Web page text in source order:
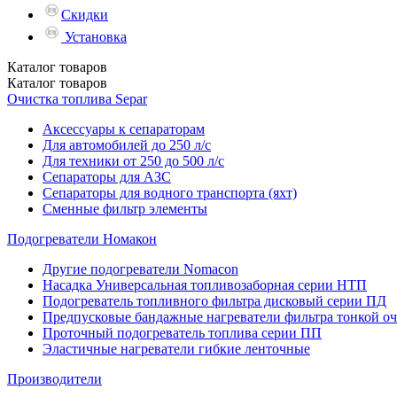
Скидки
Установка
Каталог товаров
Каталог товаров
Очистка топлива Separ
Аксессуары к сепараторам
Для автомобилей до 250 л/с
Для техники от 250 до 500 л/с
Сепараторы для АЗС
Сепараторы для водного транспорта (яхт)
Сменные фильтр элементы
Подогреватели Номакон
Другие подогреватели Nomacon
Насадка Универсальная топливозаборная серии НТП
Подогреватель топливного фильтра дисковый серии ПД
Предпусковые бандажные нагреватели фильтра тонкой
Проточный подогреватель топлива серии ПП
Эластичные нагреватели гибкие ленточные
Производители